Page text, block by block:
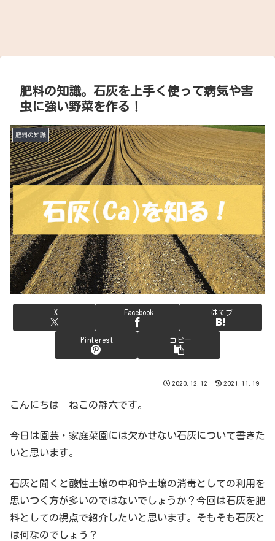
肥料の知識。石灰を上手く使って病気や害
虫に強い野菜を作る！
肥料の知識
X Facebook はてブ
Pinterest コピー
2020.12.12 2021.11.19
こんにちは ねこの静六です。
今日は園芸・家庭菜園には欠かせない石灰について書きた
いと思います。
石灰と聞くと酸性土壌の中和や土壌の消毒としての利用を
思いつく方が多いのではないでしょうか？今回は石灰を肥
料としての視点で紹介したいと思います。そもそも石灰と
は何なのでしょう？